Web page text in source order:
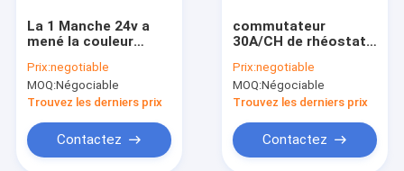
La 1 Manche 24v a
mené la couleur
L65*W63*H35mm
Prix:negotiable
MOQ:Négociable
Trouvez les derniers prix
Contactez
commutateur
30A/CH de rhéostat
du triac 360W pour le
rebord arrière
principal
Prix:negotiable
MOQ:Négociable
Trouvez les derniers prix
Contactez